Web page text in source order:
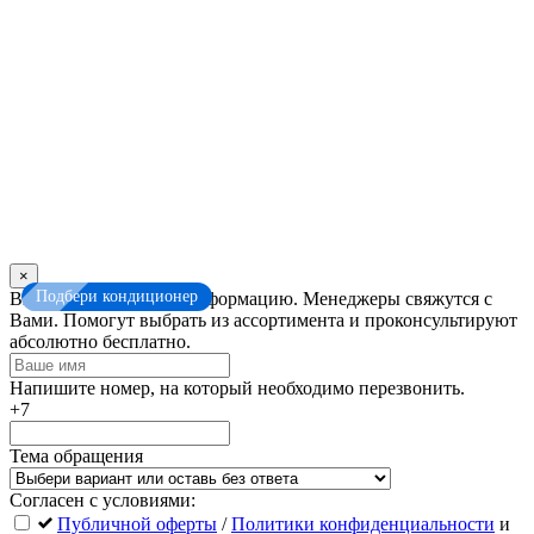
Подбери кондиционер
×
Оставьте
это
поле
пустым
Введите контактную информацию. Менеджеры свяжутся с
Вами. Помогут выбрать из ассортимента и проконсультируют
абсолютно бесплатно.
Напишите номер, на который необходимо перезвонить.
+7
Тема обращения
Согласен с условиями:
Публичной оферты /Политики конфиденциальности и